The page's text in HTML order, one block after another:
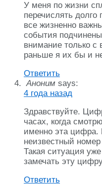
У меня по жизни
перечислять
все жизненно
события
внимание только с
раньше я их бы и
Ответить
Аноним says:
4 года назад
Здравствуйте.
часах, когда
именно эта цифра.
неизвестный
Такая ситуация
замечать эту
Ответить